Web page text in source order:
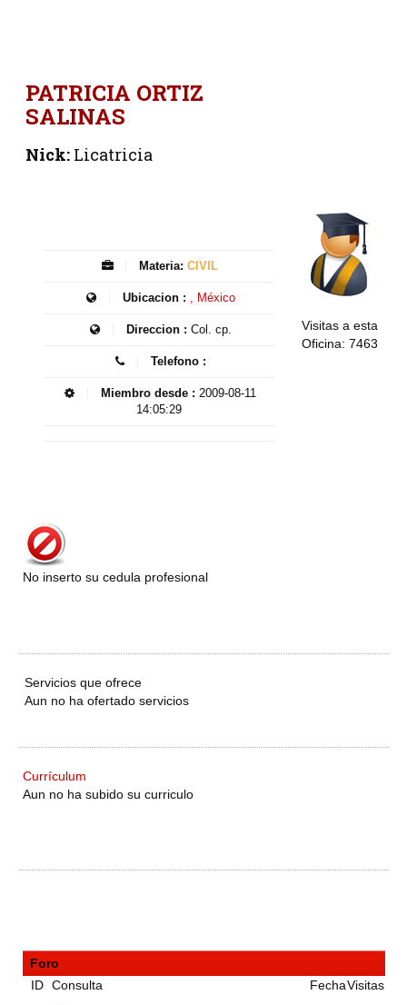
PATRICIA ORTIZ
SALINAS
Nick:Licatricia
Materia: CIVIL
Ubicacion : , México
Direccion : Col. cp.
Telefono :
Miembro desde : 2009-08-11
14:05:29
Visitas a esta
Oficina: 7463
No inserto su cedula profesional
Servicios que ofrece
Aun no ha ofertado servicios
Currículum
Aun no ha subido su curriculo
Foro
ID Consulta FechaVisitas